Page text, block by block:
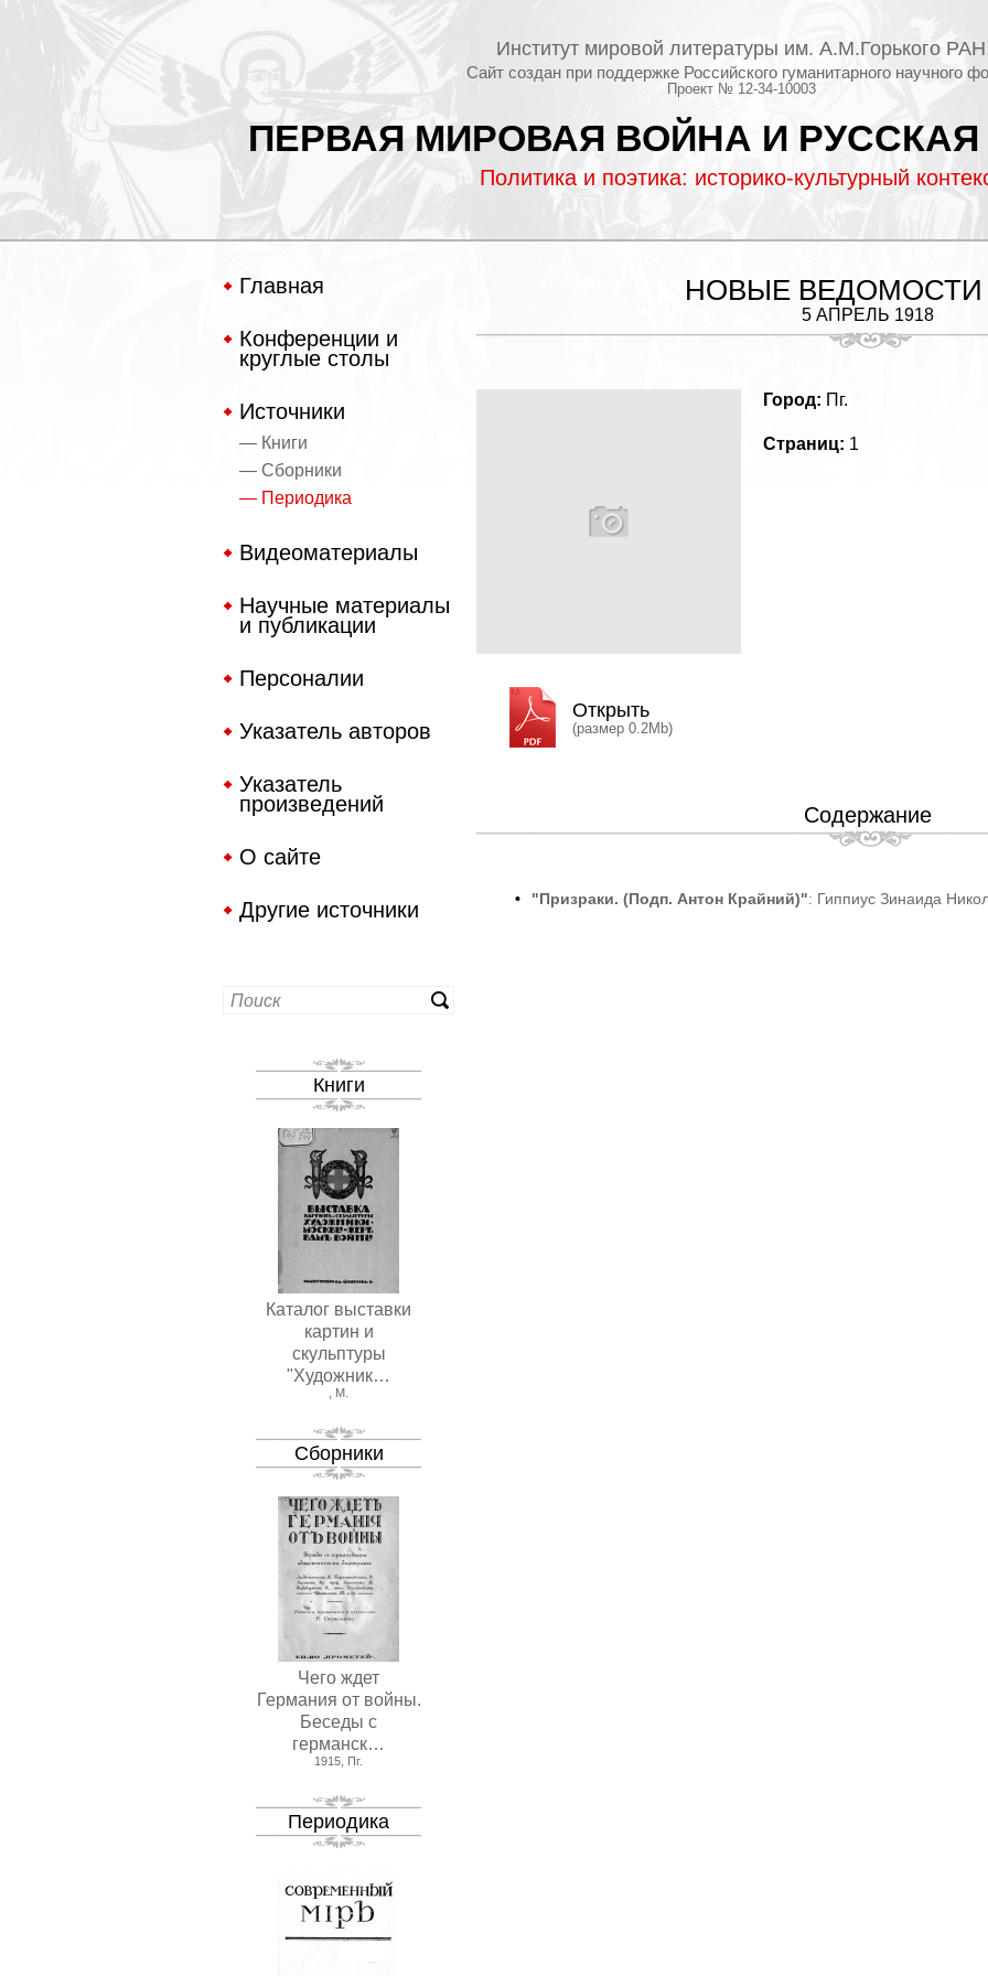
Институт мировой литературы им. А.М.Горького РАН
Сайт создан при поддержке Российского гуманитарного научного
Проект № 12-34-10003
ПЕРВАЯ МИРОВАЯ ВОЙНА И РУССКАЯ
Политика и поэтика: историко-культурный
Главная
Конференции и
круглые столы
Источники
— Книги
— Сборники
— Периодика
Видеоматериалы
Научные материалы
и публикации
Персоналии
Указатель авторов
Указатель
произведений
О сайте
Другие источники
Книги
Каталог выставки
картин и
скульптуры
"Художник…
, М.
Сборники
Чего ждет
Германия от войны.
Беседы с
германск…
1915, Пг.
Периодика
НОВЫЕ ВЕДОМОСТИ
5 АПРЕЛЬ 1918
Открыть
(размер 0.2Mb)
Город: Пг.
Страниц: 1
Содержание
• "Призраки. (Подп. Антон Крайний)": Гиппиус Зинаида